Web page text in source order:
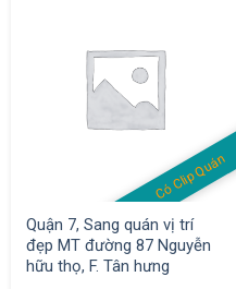
Có Clip Quán
Quận 7, Sang quán vị trí
đẹp MT đường 87 Nguyễn
hữu thọ, F. Tân hưng